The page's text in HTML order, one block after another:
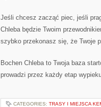
Jeśli chcesz zacząć piec, jeśli
Chleba będzie Twoim
szybko przekonasz się, że Twoje
Bochen Chleba to Twoja baza
prowadzi przez każdy etap
CATEGORIES: TRASY I MIEJSCA